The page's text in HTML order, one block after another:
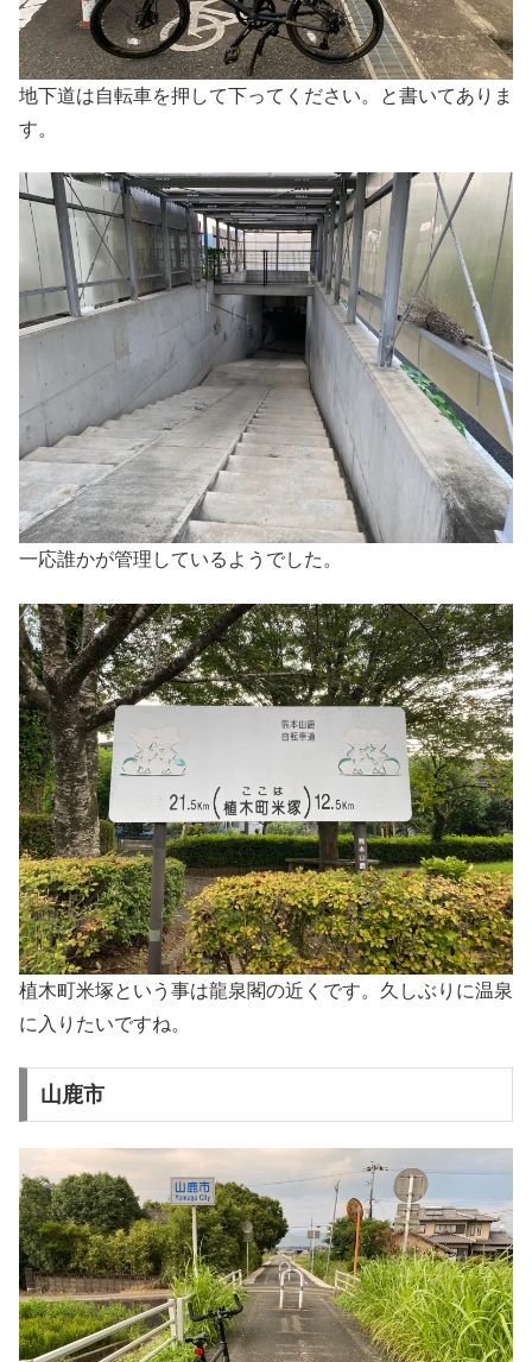
地下道は自転車を押して下ってください。と書いてありま
す。
一応誰かが管理しているようでした。
植木町米塚という事は龍泉閣の近くです。久しぶりに温泉
に入りたいですね。
山鹿市